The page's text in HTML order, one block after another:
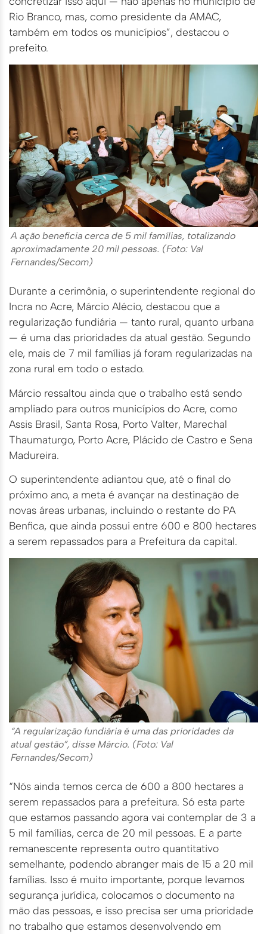
Rio Branco, mas, como presidente da AMAC,
também em todos os municípios”, destacou o
prefeito.
A ação beneficia cerca de 5 mil famílias, totalizando
aproximadamente 20 mil pessoas. (Foto: Val
Fernandes/Secom)
Durante a cerimônia, o superintendente regional do
Incra no Acre, Márcio Alécio, destacou que a
regularização fundiária — tanto rural, quanto urbana
— é uma das prioridades da atual gestão. Segundo
ele, mais de 7 mil famílias já foram regularizadas na
zona rural em todo o estado.
Márcio ressaltou ainda que o trabalho está sendo
ampliado para outros municípios do Acre, como
Assis Brasil, Santa Rosa, Porto Valter, Marechal
Thaumaturgo, Porto Acre, Plácido de Castro e Sena
Madureira.
O superintendente adiantou que, até o final do
próximo ano, a meta é avançar na destinação de
novas áreas urbanas, incluindo o restante do PA
Benfica, que ainda possui entre 600 e 800 hectares
a serem repassados para a Prefeitura da capital.
“A regularização fundiária é uma das prioridades da
atual gestão”, disse Márcio. (Foto: Val
Fernandes/Secom)
“Nós ainda temos cerca de 600 a 800 hectares a
serem repassados para a prefeitura. Só esta parte
que estamos passando agora vai contemplar de 3 a
5 mil famílias, cerca de 20 mil pessoas. E a parte
remanescente representa outro quantitativo
semelhante, podendo abranger mais de 15 a 20 mil
famílias. Isso é muito importante, porque levamos
segurança jurídica, colocamos o documento na
mão das pessoas, e isso precisa ser uma prioridade
no trabalho que estamos desenvolvendo em